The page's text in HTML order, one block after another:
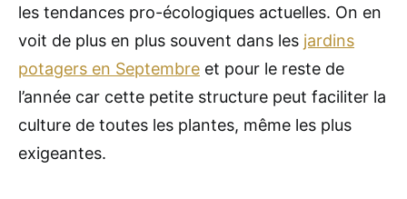
les tendances pro-écologiques actuelles. On en
voit de plus en plus souvent dans les jardins
potagers en Septembre et pour le reste de
l’année car cette petite structure peut faciliter la
culture de toutes les plantes, même les plus
exigeantes.